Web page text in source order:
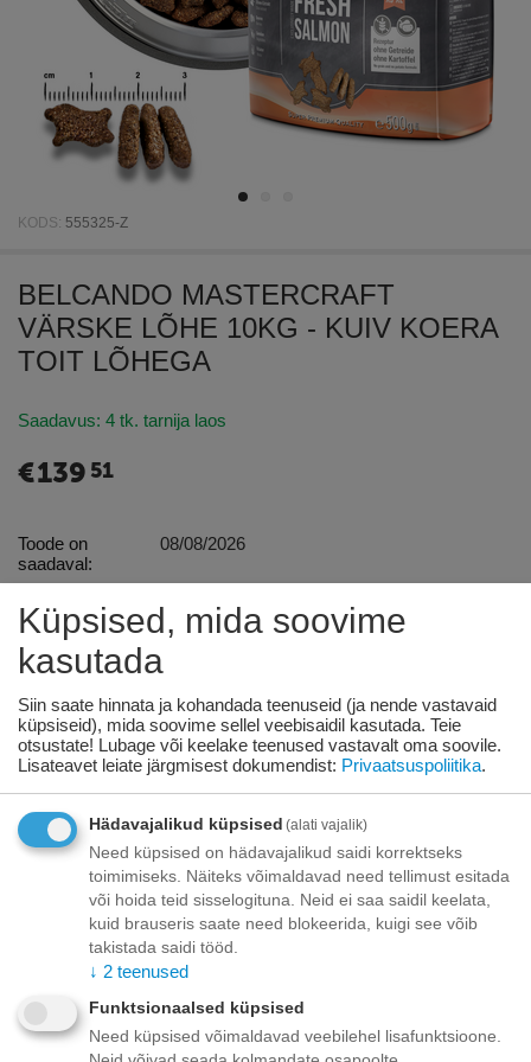
KODS: 555325-Z
BELCANDO MASTERCRAFT
VÄRSKE LÕHE 10KG - KUIV KOERA
TOIT LÕHEGA
Saadavus: 4 tk. tarnija laos
€139 51
Toode on
saadaval:
08/08/2026
+
− Korvis
Lisage sooviloendisse Esita küsimus
Kohaletoimetamine
70.00 euro!
Saatmiskulud kuni 69,99 eurot:
Venipaki kullerteenus – 10.00 EUR
Unisend pakiautomaat - 3,50 eurot
Omniva pakiautomaat - 5,00 eurot
Makse
Küpsised, mida soovime
kasutada
Siin saate hinnata ja kohandada teenuseid (ja nende vastavaid
küpsiseid), mida soovime sellel veebisaidil kasutada. Teie
otsustate! Lubage või keelake teenused vastavalt oma soovile.
Lisateavet leiate järgmisest dokumendist: Privaatsuspoliitika.
Hädavajalikud küpsised (alati vajalik)
Need küpsised on hädavajalikud saidi korrektseks
toimimiseks. Näiteks võimaldavad need tellimust esitada
või hoida teid sisselogituna. Neid ei saa saidil keelata,
kuid brauseris saate need blokeerida, kuigi see võib
takistada saidi tööd.
↓ 2 teenused
Funktsionaalsed küpsised
Need küpsised võimaldavad veebilehel lisafunktsioone.